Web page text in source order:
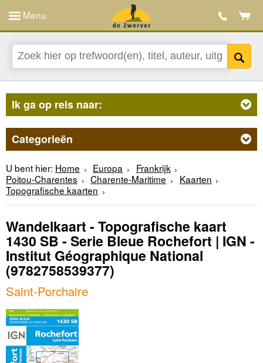
Menu
Ik ga op reis naar:
Categorieën
U bent hier: Home Europa
Frankrijk
Poitou-Charentes
Charente-Maritime
Kaarten
Topografische kaarten
Wandelkaart - Topografische kaart
1430 SB - Serie Bleue Rochefort | IGN -
Institut Géographique National
(9782758539377)
Saint-Porchaire